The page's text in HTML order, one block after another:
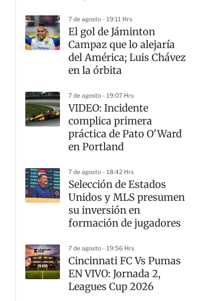
7 de agosto - 19:11 Hrs
El gol de Jáminton
Campaz que lo alejaría
del América; Luis Chávez
en la órbita
7 de agosto - 19:07 Hrs
VIDEO: Incidente
complica primera
práctica de Pato O'Ward
en Portland
7 de agosto - 18:42 Hrs
Selección de Estados
Unidos y MLS presumen
su inversión en
formación de jugadores
7 de agosto - 19:56 Hrs
Cincinnati FC Vs Pumas
EN VIVO: Jornada 2,
Leagues Cup 2026